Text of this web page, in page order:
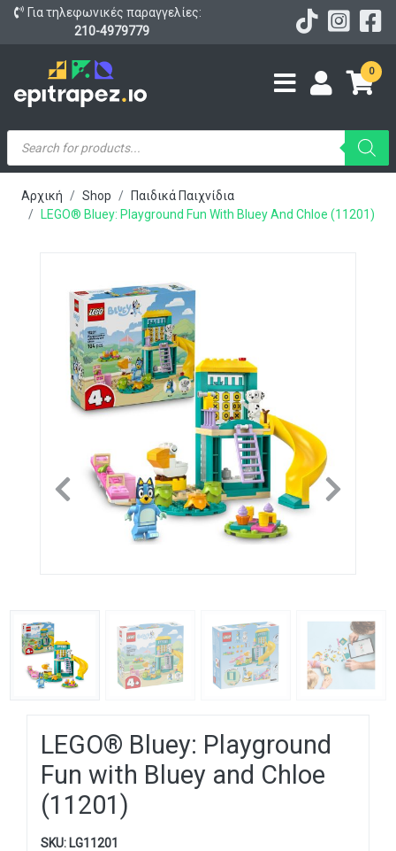
Για τηλεφωνικές παραγγελίες:
210-4979779
0
Products
search
Αρχική Shop
Παιδικά Παιχνίδια
LEGO® Bluey: Playground Fun With Bluey And Chloe (11201)
Previous Next
LEGO® Bluey: Playground
Fun with Bluey and Chloe
(11201)
SKU: LG11201